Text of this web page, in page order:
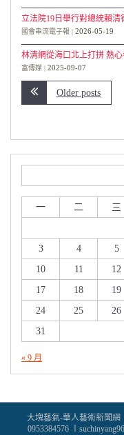
立法院19日舉行對總統賴清
國會串流電子報 2026-05-19
林清網從海口北上打拼 熱
富傳媒 2025-09-07
Older posts
一 二 三
3
4 5
10
11 12
17
18 19
24
25 26
31
« 9 月
大塊藝氣-華人藝術新聞網
0953384576 〡